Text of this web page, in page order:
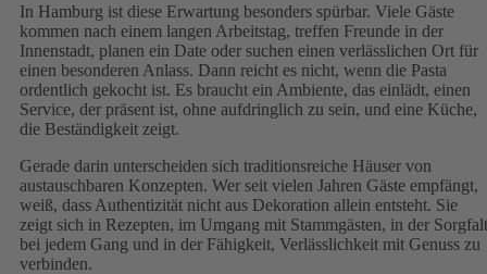
In Hamburg ist diese Erwartung besonders spürbar. Viele Gäste
kommen nach einem langen Arbeitstag, treffen Freunde in der
Innenstadt, planen ein Date oder suchen einen verlässlichen Ort für
einen besonderen Anlass. Dann reicht es nicht, wenn die Pasta
ordentlich gekocht ist. Es braucht ein Ambiente, das einlädt, einen
Service, der präsent ist, ohne aufdringlich zu sein, und eine Küche,
die Beständigkeit zeigt.
Gerade darin unterscheiden sich traditionsreiche Häuser von
austauschbaren Konzepten. Wer seit vielen Jahren Gäste empfängt,
weiß, dass Authentizität nicht aus Dekoration allein entsteht. Sie
zeigt sich in Rezepten, im Umgang mit Stammgästen, in der Sorgfalt
bei jedem Gang und in der Fähigkeit, Verlässlichkeit mit Genuss zu
verbinden.